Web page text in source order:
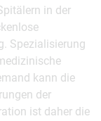
in der
Spezialisierung
kann die
der
ist daher die